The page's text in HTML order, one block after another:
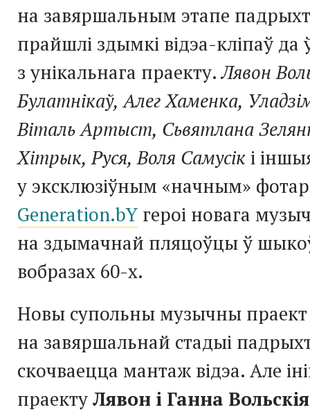
на завяршальным этапе
прайшлі здымкі відэа-кліпаў да
з унікальнага праекту.Лявон
Булатнікаў, Алег Хаменка,
Віталь Артыст, Сьвятлана
Хітрык, Руся, Воля Самусікі
у эксклюзіўным «начным»
Generation.bY героі новага
на здымачнай пляцоўцы ў
вобразах 60-х.
Новы супольны музычны
на завяршальнай стадыі
скочваецца мантаж відэа. Але
праектуЛявон і Ганна Вольскія